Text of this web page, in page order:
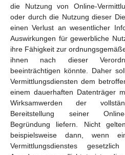
die Nutzung von Online-
oder durch die Nutzung dieser
einen Verlust an wesentlicher
Auswirkungen für gewerbliche
ihre Fähigkeit zur
ihnen nach dieser
beeinträchtigen könnte. Daher
Vermittlungsdiensten dem
einem dauerhaften Datenträger
Wirksamwerden der
Bereitstellung seiner
Begründung liefern. Nicht
beispielsweise dann, wenn
Vermittlungsdienstes